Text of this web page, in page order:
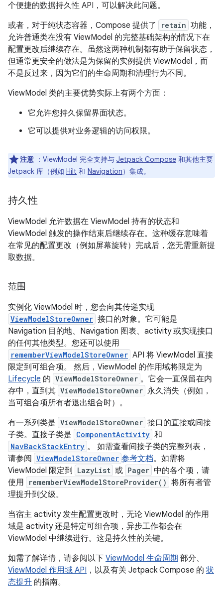
个便捷的数据持久性 API，可以解决此问题。
或者，对于纯状态容器，Compose 提供了
retain 功能，
允许普通类在没有 ViewModel 的完整基础架构的情况下在
配置更改后继续存在。虽然这两种机制都有助于保留状态，
但通常更安全的做法是为保留的实例提供 ViewModel，而
不是反过来，因为它们的生命周期和清理行为不同。
ViewModel 类的主要优势实际上有两个方面：
它允许您持久保留界面状态。
它可以提供对业务逻辑的访问权限。
注意 ：ViewModel 完全支持与 Jetpack Compose 和其他主要
Jetpack 库（例如 Hilt 和 Navigation）集成。
持久性
ViewModel 允许数据在 ViewModel 持有的状态和
ViewModel 触发的操作结束后继续存在。这种缓存意味着
在常见的配置更改（例如屏幕旋转）完成后，您无需重新提
取数据。
范围
实例化 ViewModel 时，您会向其传递实现
ViewModelStoreOwner 接口的对象。它可能是
Navigation 目的地、Navigation 图表、activity 或实现接口
的任何其他类型。您还可以使用
rememberViewModelStoreOwner API 将 ViewModel 直接
限定到可组合项。 然后，ViewModel 的作用域将限定为
Lifecycle 的 ViewModelStoreOwner 。它会一直保留在内
存中，直到其 ViewModelStoreOwner 永久消失（例如，
当可组合项所有者退出组合时）。
有一系列类是 ViewModelStoreOwner 接口的直接或间接
子类。直接子类是 ComponentActivity 和
NavBackStackEntry 。 如需查看间接子类的完整列表，
请参阅 ViewModelStoreOwner 参考文档。如需将
ViewModel 限定到
LazyList 或 Pager 中的各个项，请
使用
rememberViewModelStoreProvider() 将所有者管
理提升到父级。
当宿主 activity 发生配置更改时，无论 ViewModel 的作用
域是 activity 还是特定可组合项，异步工作都会在
ViewModel 中继续进行。这是持久性的关键。
如需了解详情，请参阅以下 ViewModel 生命周期 部分、
ViewModel 作用域 API ，以及有关 Jetpack Compose 的 状
态提升 的指南。